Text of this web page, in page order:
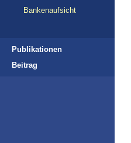
Bankenaufsicht
Publikationen
Beitrag